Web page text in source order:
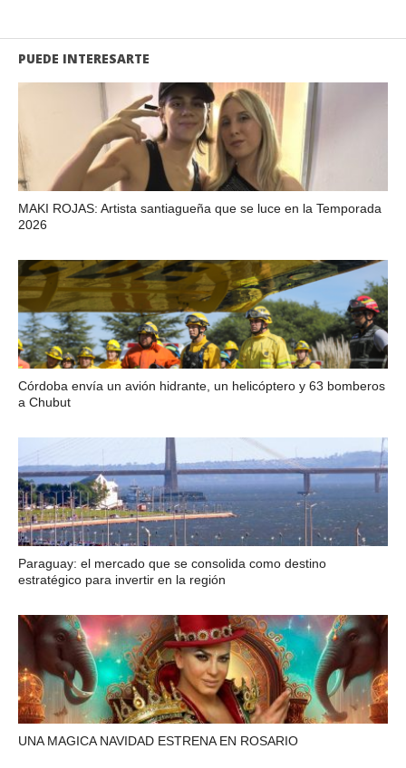
PUEDE INTERESARTE
MAKI ROJAS: Artista santiagueña que se luce en la Temporada
2026
Córdoba envía un avión hidrante, un helicóptero y 63 bomberos
a Chubut
Paraguay: el mercado que se consolida como destino
estratégico para invertir en la región
UNA MAGICA NAVIDAD ESTRENA EN ROSARIO